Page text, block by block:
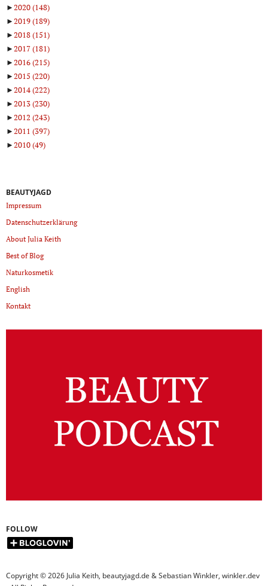
►2020(148)
►2019(189)
►2018(151)
►2017(181)
►2016(215)
►2015 (220)
►2014(222)
►2013(230)
►2012 (243)
►2011 (397)
►2010(49)
BEAUTYJAGD
Impressum
Datenschutzerklärung
About Julia Keith
Best of Blog
Naturkosmetik
English
Kontakt
FOLLOW
Copyright © 2026 Julia Keith, beautyjagd.de & Sebastian Winkler, winkler.dev